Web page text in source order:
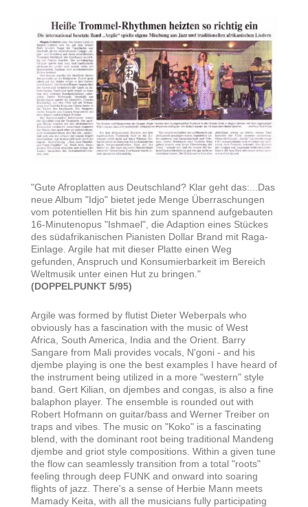
"Gute Afroplatten aus Deutschland? Klar geht das:...Das
neue Album "Idjo" bietet jede Menge Überraschungen
vom potentiellen Hit bis hin zum spannend aufgebauten
16-Minutenopus "Ishmael", die Adaption eines Stückes
des südafrikanischen Pianisten Dollar Brand mit Raga-
Einlage. Argile hat mit dieser Platte einen Weg
gefunden, Anspruch und Konsumierbarkeit im Bereich
Weltmusik unter einen Hut zu bringen."
(DOPPELPUNKT 5/95)
Argile was formed by flutist Dieter Weberpals who
obviously has a fascination with the music of West
Africa, South America, India and the Orient. Barry
Sangare from Mali provides vocals, N'goni - and his
djembe playing is one the best examples I have heard of
the instrument being utilized in a more "western" style
band. Gert Kilian, on djembes and congas, is also a fine
balaphon player. The ensemble is rounded out with
Robert Hofmann on guitar/bass and Werner Treiber on
traps and vibes. The music on "Koko" is a fascinating
blend, with the dominant root being traditional Mandeng
djembe and griot style compositions. Within a given tune
the flow can seamlessly transition from a total "roots"
feeling through deep FUNK and onward into soaring
flights of jazz. There's a sense of Herbie Mann meets
Mamady Keita, with all the musicians fully participating